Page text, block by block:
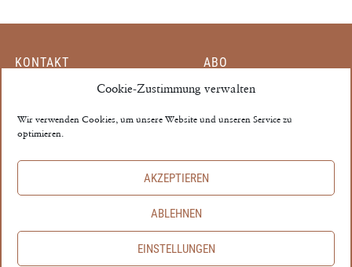
Cookie-Zustimmung verwalten
Wir verwenden Cookies, um unsere Website und unseren Service zu
optimieren.
AKZEPTIEREN
ABLEHNEN
EINSTELLUNGEN
KONTAKT
PARTNER
MEDIADATEN
ABO
EINZELHEFT
MEIN KONTO
IMPRESSUM